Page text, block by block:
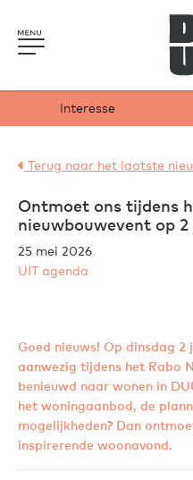
Interesse
Terug naar het laatste
Ontmoet ons tijdens
nieuwbouwevent op
25 mei 2026
UIT agenda
Goed nieuws! Op dinsdag
aanwezig tijdens het Rabo
benieuwd naar wonen in
het woningaanbod, de
mogelijkheden? Dan
inspirerende woonavond.